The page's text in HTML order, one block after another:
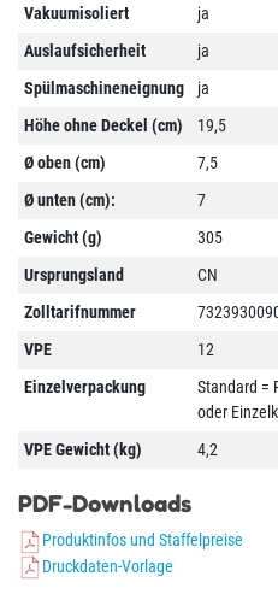
Vakuumisoliert
ja
Auslaufsicherheit
ja
Spülmaschineneignung
ja
Höhe ohne Deckel (cm)
19,5
Ø oben (cm)
7,5
Ø unten (cm):
7
Gewicht (g)
305
Ursprungsland
CN
Zolltarifnummer
VPE
12
Einzelverpackung
Standard =
oder
VPE Gewicht (kg)
4,2
PDF-Downloads
Produktinfos und Staffelpreise
Druckdaten-Vorlage